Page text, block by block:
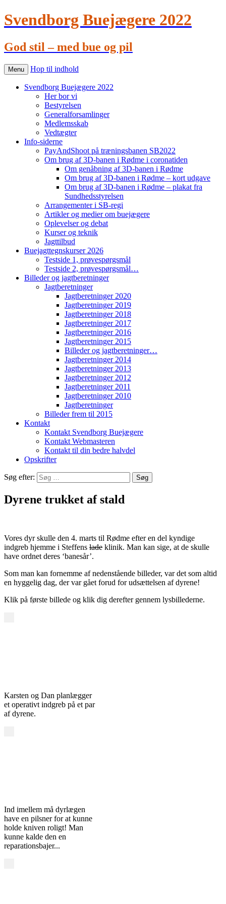
Svendborg Buejægere 2022
God stil – med bue og pil
Menu Hop til indhold
Svendborg Buejægere 2022
Her bor vi
Bestyrelsen
Generalforsamlinger
Medlemsskab
Vedtægter
Info-siderne
PayAndShoot på træningsbanen SB2022
Om brug af 3D-banen i Rødme i coronatiden
Om genåbning af 3D-banen i Rødme
Om brug af 3D-banen i Rødme – kort udgave
Om brug af 3D-banen i Rødme – plakat fra
Sundhedsstyrelsen
Arrangementer i SB-regi
Artikler og medier om buejægere
Oplevelser og debat
Kurser og teknik
Jagttilbud
Buejagttegnskurser 2026
Testside 1, prøvespørgsmål
Testside 2, prøvespørgsmål…
Billeder og jagtberetninger
Jagtberetninger
Jagtberetninger 2020
Jagtberetninger 2019
Jagtberetninger 2018
Jagtberetninger 2017
Jagtberetninger 2016
Jagtberetninger 2015
Billeder og jagtberetninger…
Jagtberetninger 2014
Jagtberetninger 2013
Jagtberetninger 2012
Jagtberetninger 2011
Jagtberetninger 2010
Jagtberetninger
Billeder frem til 2015
Kontakt
Kontakt Svendborg Buejægere
Kontakt Webmasteren
Kontakt til din bedre halvdel
Opskrifter
Søg efter:
Dyrene trukket af stald
Vores dyr skulle den 4. marts til Rødme efter en del kyndige
indgreb hjemme i Steffens lade klinik. Man kan sige, at de skulle
have ordnet deres ‘banesår’.
Som man kan fornemme af nedenstående billeder, var det som altid
en hyggelig dag, der var gået forud for udsættelsen af dyrene!
Klik på første billede og klik dig derefter gennem lysbillederne.
Karsten og Dan planlægger
et operativt indgreb på et par
af dyrene.
Ind imellem må dyrlægen
have en pilsner for at kunne
holde kniven roligt! Man
kunne kalde den en
reparationsbajer...